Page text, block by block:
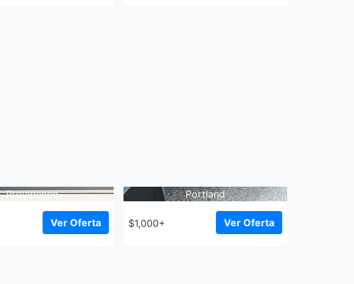
Providence
Ver Oferta
Portland
$1,000+ Ver Oferta